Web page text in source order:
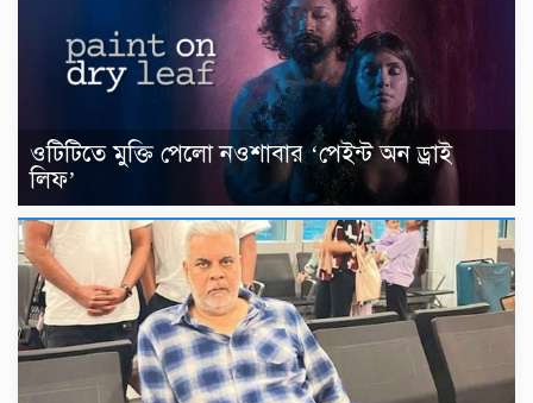
ওটিটিতে মুক্তি পেলো নওশাবার ‘পেইন্ট অন ড্রাই
লিফ’